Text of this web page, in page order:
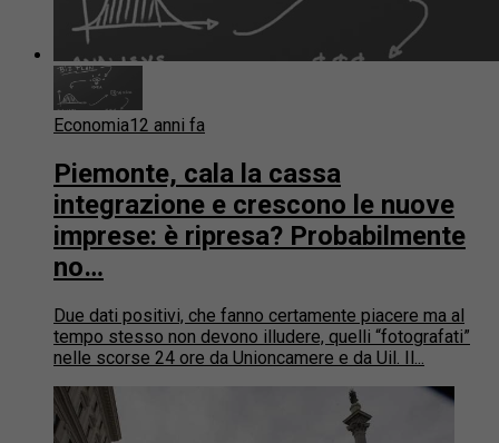
Economia12 anni fa
Piemonte, cala la cassa
integrazione e crescono le nuove
imprese: è ripresa? Probabilmente
no…
Due dati positivi, che fanno certamente piacere ma al
tempo stesso non devono illudere, quelli “fotografati”
nelle scorse 24 ore da Unioncamere e da Uil. Il...